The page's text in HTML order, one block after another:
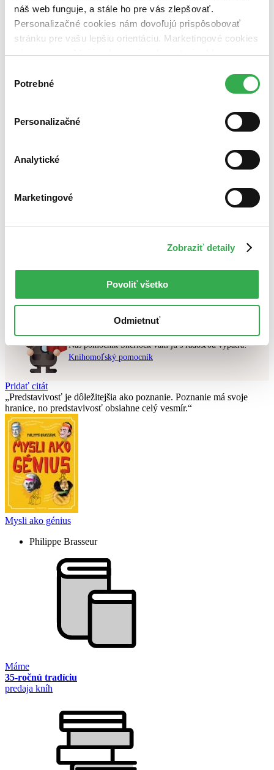
náš web funguje, a stále ho pre vás zlepšovať.
Personalizačné cookies nám dovoľujú prispôsobovať
stránku pre vašu lepšiu orientáciu. Marketingové cookies
nám zas umožňujú zobrazenie relevantnej reklamy.
nám pomohlo, keby sme mohli používať všetky tieto
súhlasu
Potrebné
Personalizačné
Analytické
Marketingové
Zobraziť detaily
Povoliť všetko
Odmietnuť
čítaná - výborný stav (0 titulov)čítaná - výborný stav
čítaná - mierne opotrebovaná (0 titulov)
čítaná - mierne
opotrebovaná
čítané verzie vypredaných kníh (0 titulov)čítané verzie
vypredaných kníh
Bestsellery
Najdrahšie
Najlacnejšie
čítané - mierne opotrebované
vyhovujúci zadaným podmienkam.
Skúste prosím zmeniť vyhľadávaný výraz.
Náš pomocník Sherlock vám ju s radosťou vypátra!
Knihomoľský pomocník
Pridať citát
Predstavivosť je dôležitejšia ako poznanie. Poznanie má svoje
hranice, no predstavivosť obsiahne celý vesmír.
Mysli ako génius
Philippe Brasseur
Máme
35-ročnú tradíciu
predaja kníh